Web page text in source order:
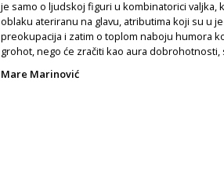
je samo o ljudskoj figuri u kombinatorici
oblaku ateriranu na glavu, atributima koji su u
preokupacija i zatim o toplom naboju humora
grohot, nego će zračiti kao aura
Mare Marinović